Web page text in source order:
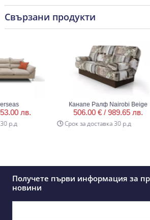
Свързани продукти
лв.
Канапе Ралф Nairobi Beige
506.00 € /989.65 лв.
Срок за доставка 30 р.д
Получете първи информация за
новини